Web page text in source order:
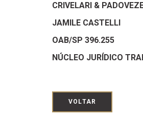
CRIVELARI &
JAMILE CASTELLI
OAB/SP 396.255
NÚCLEO JURÍDICO
VOLTAR